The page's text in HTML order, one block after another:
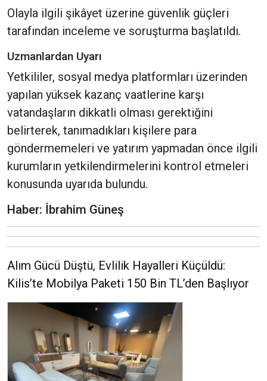
Olayla ilgili şikâyet üzerine güvenlik güçleri
tarafından inceleme ve soruşturma başlatıldı.
Uzmanlardan Uyarı
Yetkililer, sosyal medya platformları üzerinden
yapılan yüksek kazanç vaatlerine karşı
vatandaşların dikkatli olması gerektiğini
belirterek, tanımadıkları kişilere para
göndermemeleri ve yatırım yapmadan önce ilgili
kurumların yetkilendirmelerini kontrol etmeleri
konusunda uyarıda bulundu.
Haber: İbrahim Güneş
Alım Gücü Düştü, Evlilik Hayalleri Küçüldü:
Kilis’te Mobilya Paketi 150 Bin TL’den Başlıyor